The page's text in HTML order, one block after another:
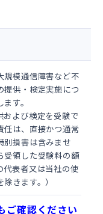
規模通信障害など不
提供・検定実施につ
す。
および検定を受験で
任は、直接かつ通常
別損害は含みませ
受領した受験料の額
代表者又は当社の使
きます。）
ご確認ください